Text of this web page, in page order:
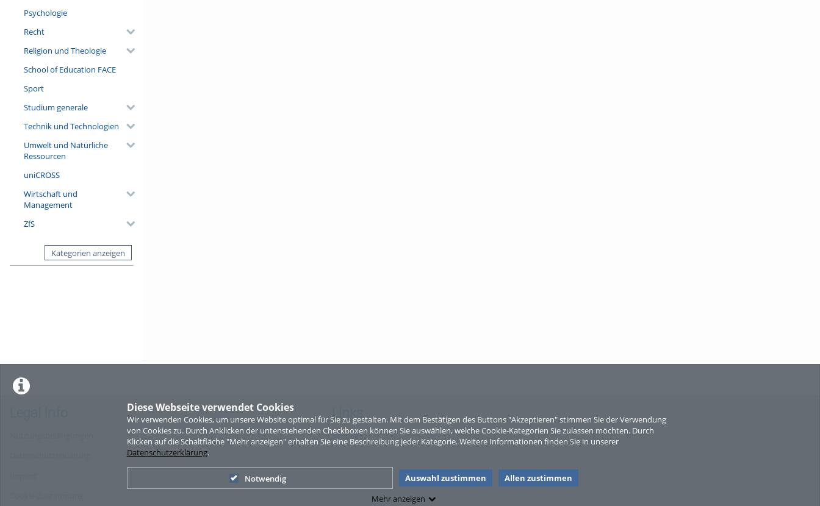
Diese Webseite verwendet Cookies
Wir verwenden Cookies, um unsere Website optimal für Sie zu gestalten. Mit dem Bestätigen des Buttons "Akzeptieren" stimmen Sie der Verwendung
von Cookies zu. Durch Anklicken der untenstehenden Checkboxen können Sie auswählen, welche Cookie-Kategorien Sie zulassen möchten. Durch
Klicken auf die Schaltfläche "Mehr anzeigen" erhalten Sie eine Beschreibung jeder Kategorie. Weitere Informationen finden Sie in unserer
Datenschutzerklärung.
Notwendig Auswahl zustimmen
Allen zustimmen
Mehr anzeigen
Psychologie
Recht
Religion und Theologie
School of Education FACE
Sport
Studium generale
Technik und Technologien
Umwelt und Natürliche
Ressourcen
uniCROSS
Wirtschaft und
Management
ZfS
Kategorien anzeigen
Sperber
Links
Sitemap